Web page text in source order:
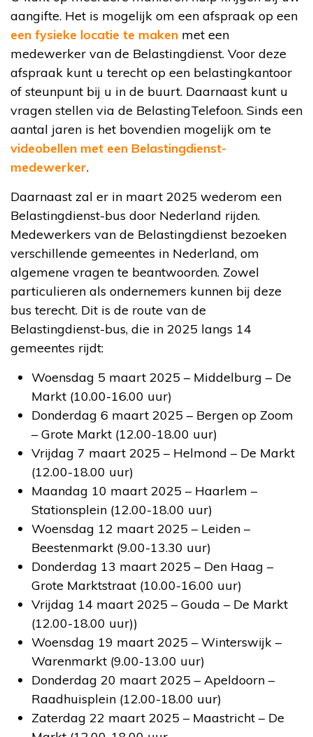
aangifte. Het is mogelijk om een afspraak op een
een fysieke locatie te maken met een
medewerker van de Belastingdienst. Voor deze
afspraak kunt u terecht op een belastingkantoor
of steunpunt bij u in de buurt. Daarnaast kunt u
vragen stellen via de BelastingTelefoon. Sinds een
aantal jaren is het bovendien mogelijk om te
videobellen met een Belastingdienst-
medewerker.
Daarnaast zal er in maart 2025 wederom een
Belastingdienst-bus door Nederland rijden.
Medewerkers van de Belastingdienst bezoeken
verschillende gemeentes in Nederland, om
algemene vragen te beantwoorden. Zowel
particulieren als ondernemers kunnen bij deze
bus terecht. Dit is de route van de
Belastingdienst-bus, die in 2025 langs 14
gemeentes rijdt:
Woensdag 5 maart 2025 – Middelburg – De
Markt (10.00-16.00 uur)
Donderdag 6 maart 2025 – Bergen op Zoom
– Grote Markt (12.00-18.00 uur)
Vrijdag 7 maart 2025 – Helmond – De Markt
(12.00-18.00 uur)
Maandag 10 maart 2025 – Haarlem –
Stationsplein (12.00-18.00 uur)
Woensdag 12 maart 2025 – Leiden –
Beestenmarkt (9.00-13.30 uur)
Donderdag 13 maart 2025 – Den Haag –
Grote Marktstraat (10.00-16.00 uur)
Vrijdag 14 maart 2025 – Gouda – De Markt
(12.00-18.00 uur))
Woensdag 19 maart 2025 – Winterswijk –
Warenmarkt (9.00-13.00 uur)
Donderdag 20 maart 2025 – Apeldoorn –
Raadhuisplein (12.00-18.00 uur)
Zaterdag 22 maart 2025 – Maastricht – De